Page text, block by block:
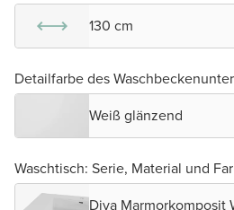
130 cm
Detailfarbe des
Weiß glänzend
Waschtisch: Serie, Material und
Diva Marmorkomposit